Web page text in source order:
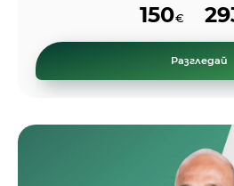
Разгледай
150€